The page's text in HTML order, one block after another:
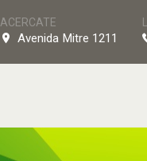
ACERCATE
Avenida Mitre 1211